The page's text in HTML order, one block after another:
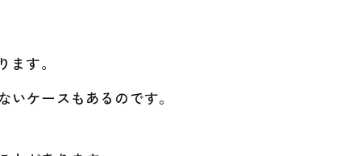
す。
ケースもあるのです。